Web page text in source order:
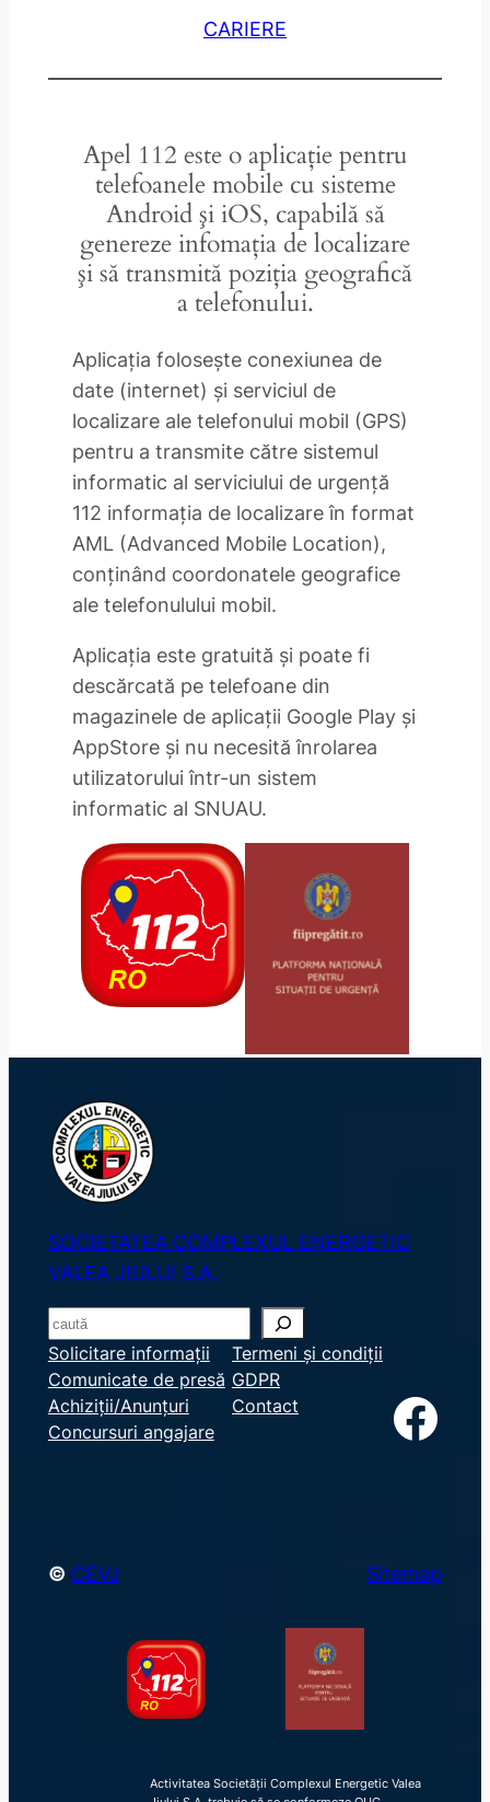
CARIERE
Apel 112 este o aplicaţie pentru
telefoanele mobile cu sisteme
Android şi iOS, capabilă să
genereze infomaţia de localizare
şi să transmită poziţia geografică
a telefonului.
Aplicaţia foloseşte conexiunea de
date (internet) şi serviciul de
localizare ale telefonului mobil (GPS)
pentru a transmite către sistemul
informatic al serviciului de urgenţă
112 informaţia de localizare în format
AML (Advanced Mobile Location),
conţinând coordonatele geografice
ale telefonulului mobil.
Aplicaţia este gratuită şi poate fi
descărcată pe telefoane din
magazinele de aplicaţii Google Play şi
AppStore şi nu necesită înrolarea
utilizatorului într-un sistem
informatic al SNUAU.
SOCIETATEA COMPLEXUL ENERGETIC
VALEA JIULUI S.A.
S
e
a
r
c
Solicitare informații
Comunicate de presă
Achiziții/Anunțuri
Concursuri angajare
Termeni și condiții
GDPR
Contact
Facebook
© CEVJ Sitemap
Activitatea Societății Complexul Energetic Valea